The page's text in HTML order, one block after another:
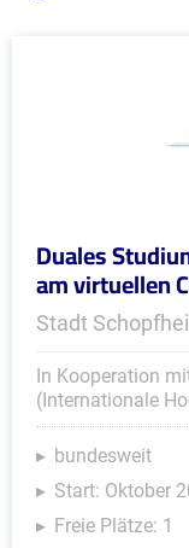
Duales
am virtuellen
Stadt
In Kooperation
(Internationale
bundesweit
Start: Oktober
Freie Plätze: 1